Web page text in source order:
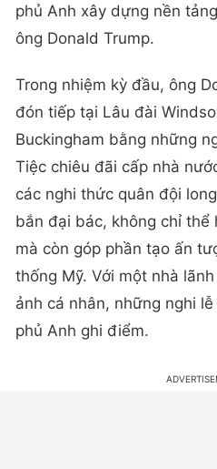
phủ Anh xây dựng nền
ông Donald Trump.
Trong nhiệm kỳ đầu, ông
đón tiếp tại Lâu đài
Buckingham bằng những
Tiệc chiêu đãi cấp nhà
các nghi thức quân đội
bắn đại bác, không chỉ thể
mà còn góp phần tạo ấn
thống Mỹ. Với một nhà
ảnh cá nhân, những nghi
phủ Anh ghi điểm.